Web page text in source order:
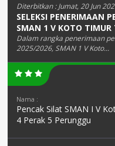
Diterbitkan :Jumat, 20 Jun
SELEKSI PENERIMAAN
SMAN 1 V KOTO TIMUR
Dalam rangka penerimaan
2025/2026, SMAN 1 V Koto...
Nama :
Pencak Silat SMAN I V
4 Perak 5 Perunggu